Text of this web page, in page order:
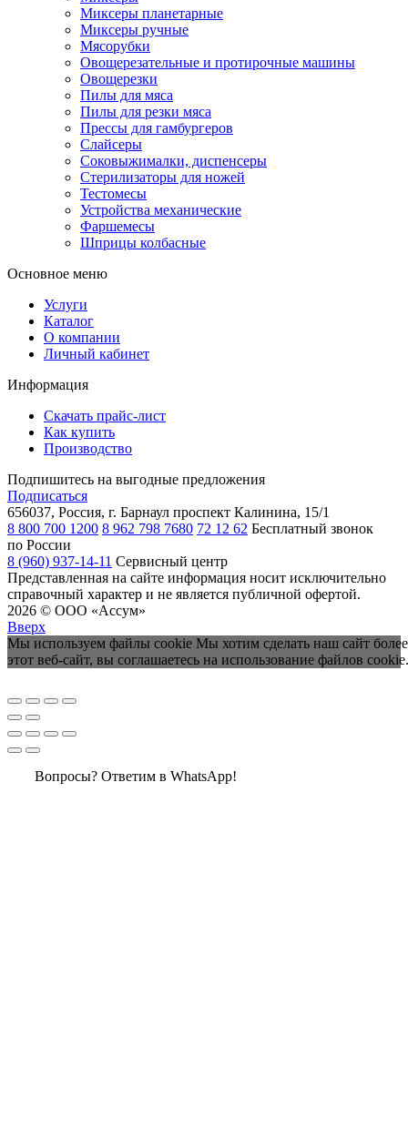
Миксеры планетарные
Миксеры ручные
Мясорубки
Овощерезательные и протирочные машины
Овощерезки
Пилы для мяса
Пилы для резки мяса
Прессы для гамбургеров
Слайсеры
Соковыжималки, диспенсеры
Стерилизаторы для ножей
Тестомесы
Устройства механические
Фаршемесы
Шприцы колбасные
Основное меню
Услуги
Каталог
О компании
Личный кабинет
Информация
Скачать прайс-лист
Как купить
Производство
Подпишитесь на выгодные предложения
Подписаться
656037, Россия, г. Барнаул проспект Калинина, 15/1
8 800 700 1200 8 962 798 7680 72 12 62 Бесплатный звонок
по России
8 (960) 937-14-11 Сервисный центр
Представленная на сайте информация носит исключительно
справочный характер и не является публичной офертой.
2026 © ООО «Ассум»
Вверх
Мы используем файлы cookie Мы хотим сделать наш сайт
этот веб-сайт, вы соглашаетесь на использование файлов cookie.
Вопросы? Ответим в WhatsApp!